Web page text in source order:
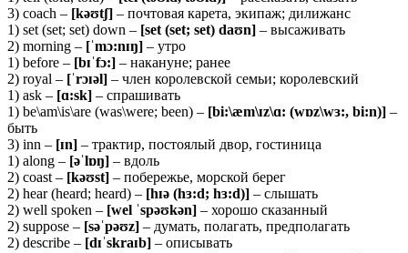
3) coach – [kəʊtʃ] – почтовая карета, экипаж; дилижанс
1) set (set; set) down – [set (set; set) daʊn] – высаживать
2) morning – [ˈmɔ:nɪŋ] – утро
1) before – [bɪˈfɔ:] – накануне; ранее
2) royal – [ˈrɔɪəl] – член королевской семьи; королевский
1) ask – [ɑ:sk] – спрашивать
1) be\am\is\are (was\were; been) – [bi:\æm\ɪz\ɑ: (wɒz\wɜ:, bi:n)] –
быть
3) inn – [ɪn] – трактир, постоялый двор, гостиница
1) along – [əˈlɒŋ] – вдоль
2) coast – [kəʊst] – побережье, морской берег
2) hear (heard; heard) – [hɪə (hɜ:d; hɜ:d)] – слышать
2) well spoken – [wel ˈspəʊkən] – хорошо сказанный
2) suppose – [səˈpəʊz] – думать, полагать, предполагать
2) describe – [dɪˈskraɪb] – описывать